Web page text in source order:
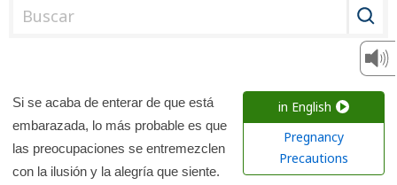
a
r
e
n
in English
Pregnancy
Precautions
Si se acaba de enterar de que está
embarazada, lo más probable es que
las preocupaciones se entremezclen
con la ilusión y la alegría que siente.